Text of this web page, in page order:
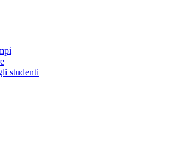
studenti